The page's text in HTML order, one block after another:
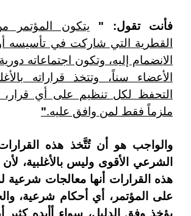
فأنت تقول: "
يتكون المؤتمر
القطرية التي شاركت في تأسيسه
الانضمام إليه، وتكون اجتماعاته
الأعضاء سناً، وتتخذ قراراته
التحفظ لكل تنظيم على أي قرار،
ملزماً فقط لمن وافق عليه."
والواجب هو أن تُتَّخذ هذه
الشرعي الأقوى وليس بالأغلبية،
هذه القرارات أنها معالجات
على المؤتمر، أي أحكام شرعية،
يؤخذ وفق الدليل، سواء أأيده كثير